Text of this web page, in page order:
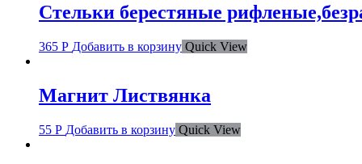
Стельки берестяные
365 Р Добавить в корзину Quick View
Магнит Листвянка
55 Р Добавить в корзину Quick View